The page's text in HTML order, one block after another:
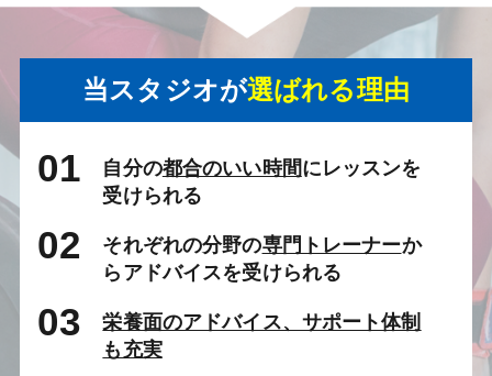
当スタジオが選ばれる理由
01 自分の都合のいい時間にレッスンを
受けられる
02 それぞれの分野の専門トレーナーか
らアドバイスを受けられる
03
栄養面のアドバイス、サポート体制
も充実